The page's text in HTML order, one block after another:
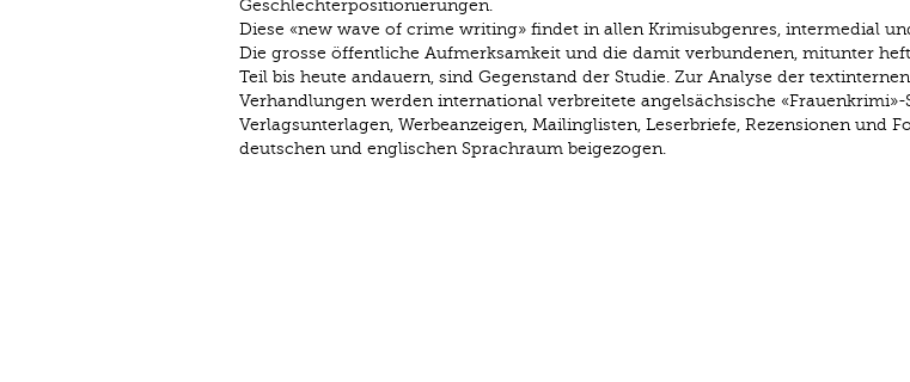
Geschlechterpositionierungen.
Diese «new wave of crime writing» findet in allen Krimi­subgenres, intermedial
Die grosse öffentliche Aufmerksamkeit und die damit verbundenen, mitunter
Teil bis heute andauern, sind Gegen­stand der Studie. Zur Analyse der
Verhandlungen werden international verbreitete angel­sächsische «Frauenkrimi»-
Verlagsunterlagen, Werbeanzeigen, Mailinglisten, Leserbriefe, Rezensionen und
deutschen und englischen Sprachraum beigezogen.